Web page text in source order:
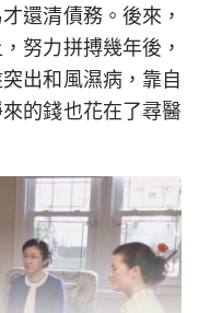
還清債務。後來，
努力拼搏幾年後，
出和風濕病，靠自
的錢也花在了尋醫